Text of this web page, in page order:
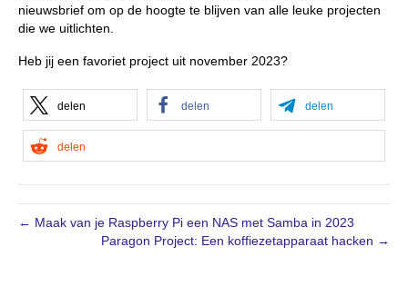
nieuwsbrief om op de hoogte te blijven van alle leuke projecten
die we uitlichten.
Heb jij een favoriet project uit november 2023?
delen delen delen
delen
← Maak van je Raspberry Pi een NAS met Samba in 2023
Paragon Project: Een koffiezetapparaat hacken →